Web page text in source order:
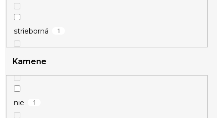
strieborná 1
Kamene
nie 1